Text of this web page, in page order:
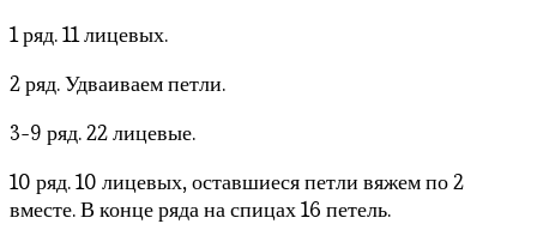
1 ряд. 11 лицевых.
2 ряд. Удваиваем петли.
3-9 ряд. 22 лицевые.
10 ряд. 10 лицевых, оставшиеся петли вяжем по 2
вместе. В конце ряда на спицах 16 петель.